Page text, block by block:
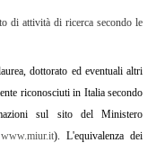
di attività di ricerca secondo le
dottorato ed eventuali altri
riconosciuti in Italia secondo
sul sito del Ministero
www.miur.it). L'equivalenza dei